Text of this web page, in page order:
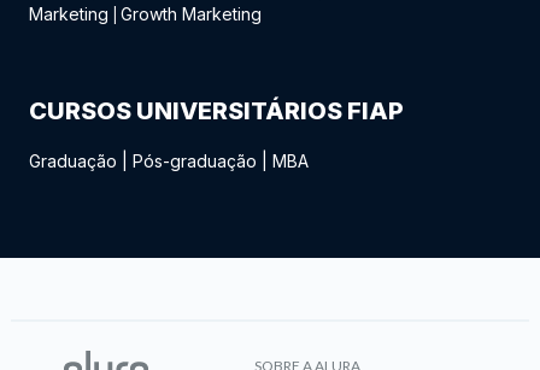
Marketing
Growth Marketing
CURSOS UNIVERSITÁRIOS FIAP
Graduação Pós-graduação MBA
SOBRE A ALURA